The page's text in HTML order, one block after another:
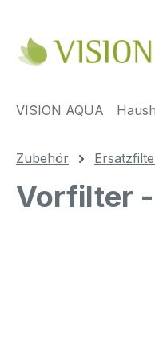
VISION AQUA
Zubehör
Vorfilter